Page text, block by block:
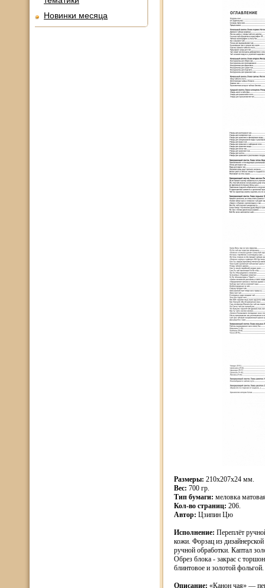
Новинки месяца
Размеры: 210х207х24 мм.
Вес: 700 гр.
Тип бумаги: меловка
Кол-во страниц: 206.
Автор: Цзипин Цю
Исполнение: Переплёт
кожи. Форзац из
ручной обработки. Каптал
Обрез блока - закрас с
блинтовое и золотой
Описание: «Канон чая» —